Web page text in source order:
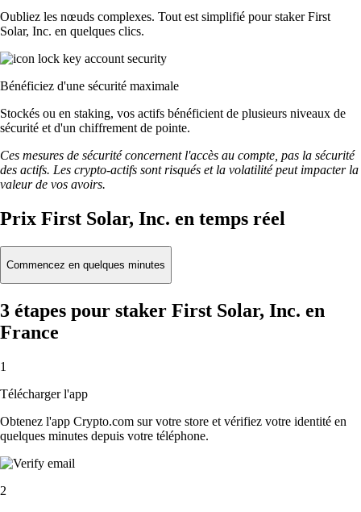
Oubliez les nœuds complexes. Tout est simplifié pour staker First
Solar, Inc. en quelques clics.
Bénéficiez d'une sécurité maximale
Stockés ou en staking, vos actifs bénéficient de plusieurs niveaux de
sécurité et d'un chiffrement de pointe.
Ces mesures de sécurité concernent l'accès au compte, pas la sécurité
des actifs. Les crypto-actifs sont risqués et la volatilité peut impacter la
valeur de vos avoirs.
Prix First Solar, Inc. en temps réel
Commencez en quelques minutes
3 étapes pour staker First Solar, Inc. en
France
1
Télécharger l'app
Obtenez l'app Crypto.com sur votre store et vérifiez votre identité en
quelques minutes depuis votre téléphone.
2